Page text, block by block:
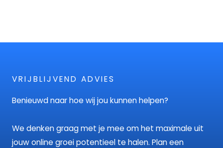
VRIJBLIJVEND ADVIES
Benieuwd naar hoe wij jou kunnen helpen?
We denken graag met je mee om het maximale uit
jouw online groei potentieel te halen. Plan een